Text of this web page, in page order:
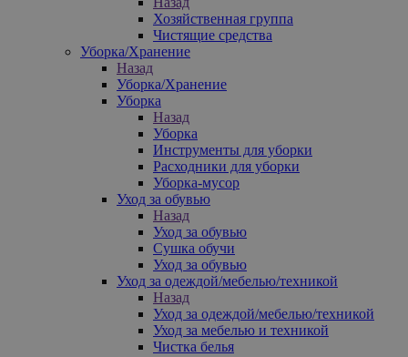
Хозяйственная группа
Чистящие средства
Уборка/Хранение
Назад
Уборка/Хранение
Уборка
Назад
Уборка
Инструменты для уборки
Расходники для уборки
Уборка-мусор
Уход за обувью
Назад
Уход за обувью
Сушка обучи
Уход за обувью
Уход за одеждой/мебелью/техникой
Назад
Уход за одеждой/мебелью/техникой
Уход за мебелью и техникой
Чистка белья